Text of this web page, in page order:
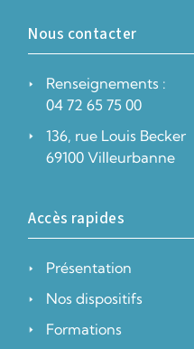
Nous contacter
Renseignements :
04 72 65 75 00
136, rue Louis Becker
69100 Villeurbanne
Accès rapides
Présentation
Nos dispositifs
Formations